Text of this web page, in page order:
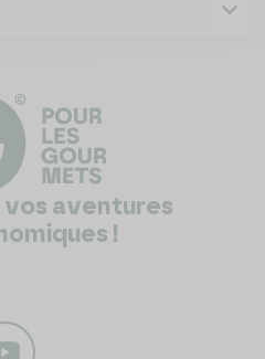
vos aventures
!